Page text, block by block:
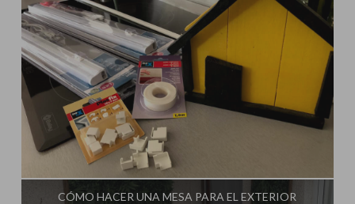
Influencer:
CÓMO HACER UNA MESA PARA EL EXTERIOR